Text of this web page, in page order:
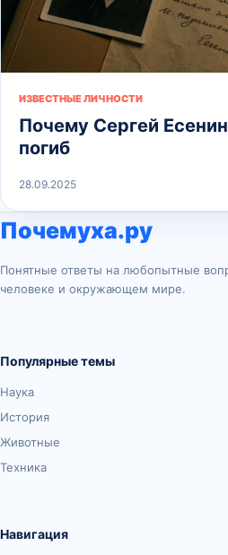
ИЗВЕСТНЫЕ ЛИЧНОСТИ
Почему Сергей
погиб
28.09.2025
Почемуха.ру
Понятные ответы на любопытные
человеке и окружающем мире.
Популярные темы
Наука
История
Животные
Техника
Навигация